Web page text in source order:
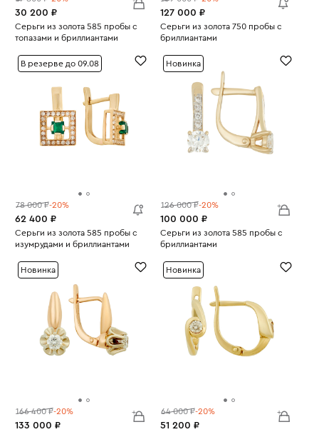
30 200 ₽
Серьги из золота 585 пробы с
топазами и бриллиантами
127 000 ₽
Серьги из золота 750 пробы с
бриллиантами
В резерве до 09.08
78 000 ₽-20%
62 400 ₽
Серьги из золота 585 пробы с
изумрудами и бриллиантами
Новинка
126 000 ₽-20%
100 000 ₽
Серьги из золота 585 пробы с
бриллиантами
Новинка
166 400 ₽-20%
133 000 ₽
Новинка
64 000 ₽-20%
51 200 ₽